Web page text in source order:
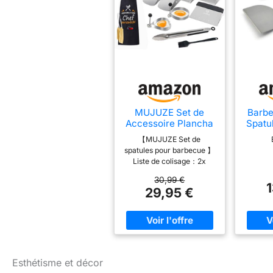
MUJUZE Set de
Accessoire Plancha
INOX,Kit Plancha
Cadeau Homme
Papa
【MUJUZE Set de
spatules pour barbecue 】
Liste de colisage：2x
surdimensionnées, 1x
spatule à hamburger, 1x
spatules pour poêle à
frire, 1x tablier de
barbecue,2x anneaux à
30,99 €
29,95 €
Esthétisme et décor